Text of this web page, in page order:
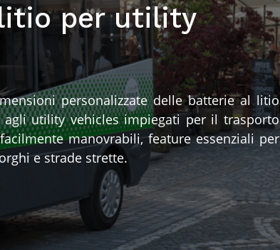
per utility
personalizzate delle batterie al litio
agli utility vehicles impiegati per il trasporto
manovrabili, feature essenziali per
e strade strette.